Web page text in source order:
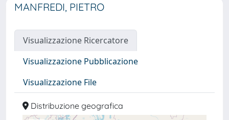
MANFREDI, PIETRO
Visualizzazione Ricercatore
Visualizzazione Pubblicazione
Visualizzazione File
Distribuzione geografica